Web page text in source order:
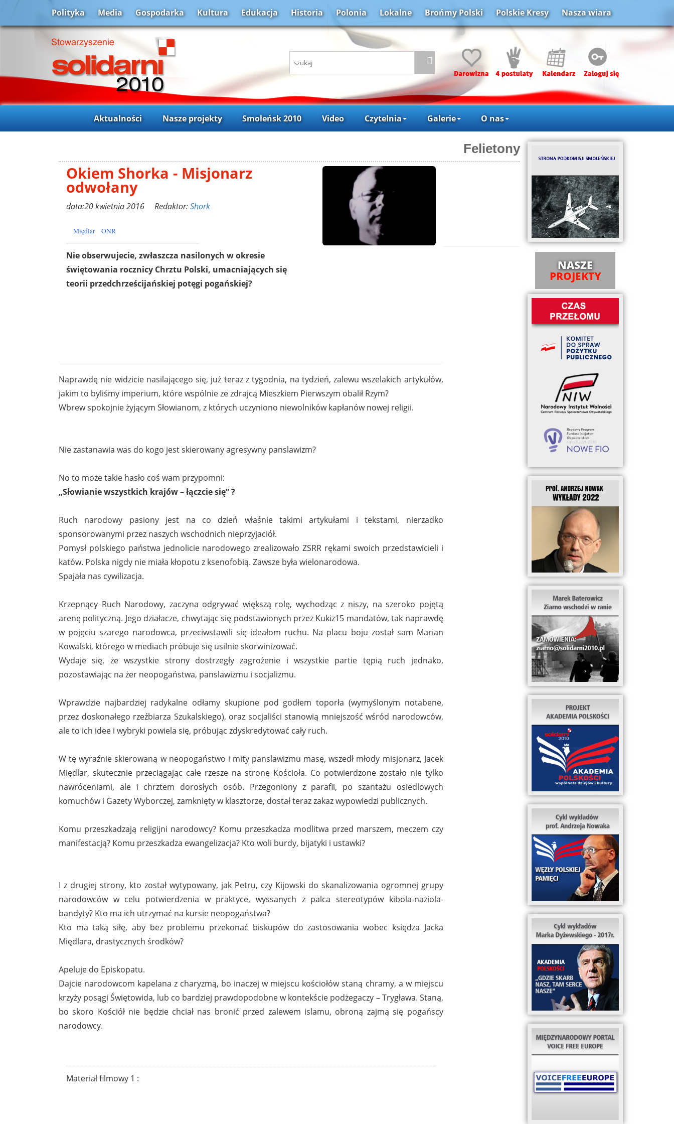
Polityka Media Gospodarka Kultura Edukacja Historia Polonia Lokalne Brońmy Polski Polskie Kresy Nasza wiara
Aktualności Nasze projekty Smoleńsk 2010 Video Czytelnia Galerie O nas
Felietony
Okiem Shorka - Misjonarz
odwołany
data:20 kwietnia 2016 Redaktor:Shork
Międlar ONR
Nie obserwujecie, zwłaszcza nasilonych w okresie
świętowania rocznicy Chrztu Polski, umacniających się
teorii przedchrześcijańskiej potęgi pogańskiej?
Naprawdę nie widzicie nasilającego się, już teraz z tygodnia, na tydzień, zalewu wszelakich artykułów,
jakim to byliśmy imperium, które wspólnie ze zdrajcą Mieszkiem Pierwszym obalił Rzym?
Wbrew spokojnie żyjącym Słowianom, z których uczyniono niewolników kapłanów nowej religii.
Nie zastanawia was do kogo jest skierowany agresywny panslawizm?
No to może takie hasło coś wam przypomni:
„Słowianie wszystkich krajów – łączcie się” ?
Ruch narodowy pasiony jest na co dzień właśnie takimi artykułami i tekstami, nierzadko
sponsorowanymi przez naszych wschodnich nieprzyjaciół.
Pomysł polskiego państwa jednolicie narodowego zrealizowało ZSRR rękami swoich przedstawicieli i
katów. Polska nigdy nie miała kłopotu z ksenofobią. Zawsze była wielonarodowa.
Spajała nas cywilizacja.
Krzepnący Ruch Narodowy, zaczyna odgrywać większą rolę, wychodząc z niszy, na szeroko pojętą
arenę polityczną. Jego działacze, chwytając się podstawionych przez Kukiz15 mandatów, tak naprawdę
w pojęciu szarego narodowca, przeciwstawili się ideałom ruchu. Na placu boju został sam Marian
Kowalski, którego w mediach próbuje się usilnie skorwinizować.
Wydaje się, że wszystkie strony dostrzegły zagrożenie i wszystkie partie tępią ruch jednako,
pozostawiając na żer neopogaństwa, panslawizmu i socjalizmu.
Wprawdzie najbardziej radykalne odłamy skupione pod godłem toporła (wymyślonym notabene,
przez doskonałego rzeźbiarza Szukalskiego), oraz socjaliści stanowią mniejszość wśród narodowców,
ale to ich idee i wybryki powiela się, próbując zdyskredytować cały ruch.
W tę wyraźnie skierowaną w neopogaństwo i mity panslawizmu masę, wszedł młody misjonarz, Jacek
Międlar, skutecznie przeciągając całe rzesze na stronę Kościoła. Co potwierdzone zostało nie tylko
nawróceniami, ale i chrztem dorosłych osób. Przegoniony z parafii, po szantażu osiedlowych
komuchów i Gazety Wyborczej, zamknięty w klasztorze, dostał teraz zakaz wypowiedzi publicznych.
Komu przeszkadzają religijni narodowcy? Komu przeszkadza modlitwa przed marszem, meczem czy
manifestacją? Komu przeszkadza ewangelizacja? Kto woli burdy, bijatyki i ustawki?
I z drugiej strony, kto został wytypowany, jak Petru, czy Kijowski do skanalizowania ogromnej grupy
narodowców w celu potwierdzenia w praktyce, wyssanych z palca stereotypów kibola-naziola-
bandyty? Kto ma ich utrzymać na kursie neopogaństwa?
Kto ma taką siłę, aby bez problemu przekonać biskupów do zastosowania wobec księdza Jacka
Międlara, drastycznych środków?
Apeluje do Episkopatu.
Dajcie narodowcom kapelana z charyzmą, bo inaczej w miejscu kościołów staną chramy, a w miejscu
krzyży posągi Świętowida, lub co bardziej prawdopodobne w kontekście podżegaczy – Trygława. Staną,
bo skoro Kościół nie będzie chciał nas bronić przed zalewem islamu, obroną zajmą się pogańscy
narodowcy.
Materiał filmowy 1 :
NASZE
PROJEKTY